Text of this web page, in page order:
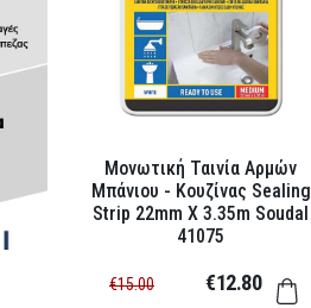
Μονωτική Ταινία Αρμών
Μπάνιου - Κουζίνας Sealing
Strip 22mm X 3.35m Soudal
41075
€15.00 €12.80